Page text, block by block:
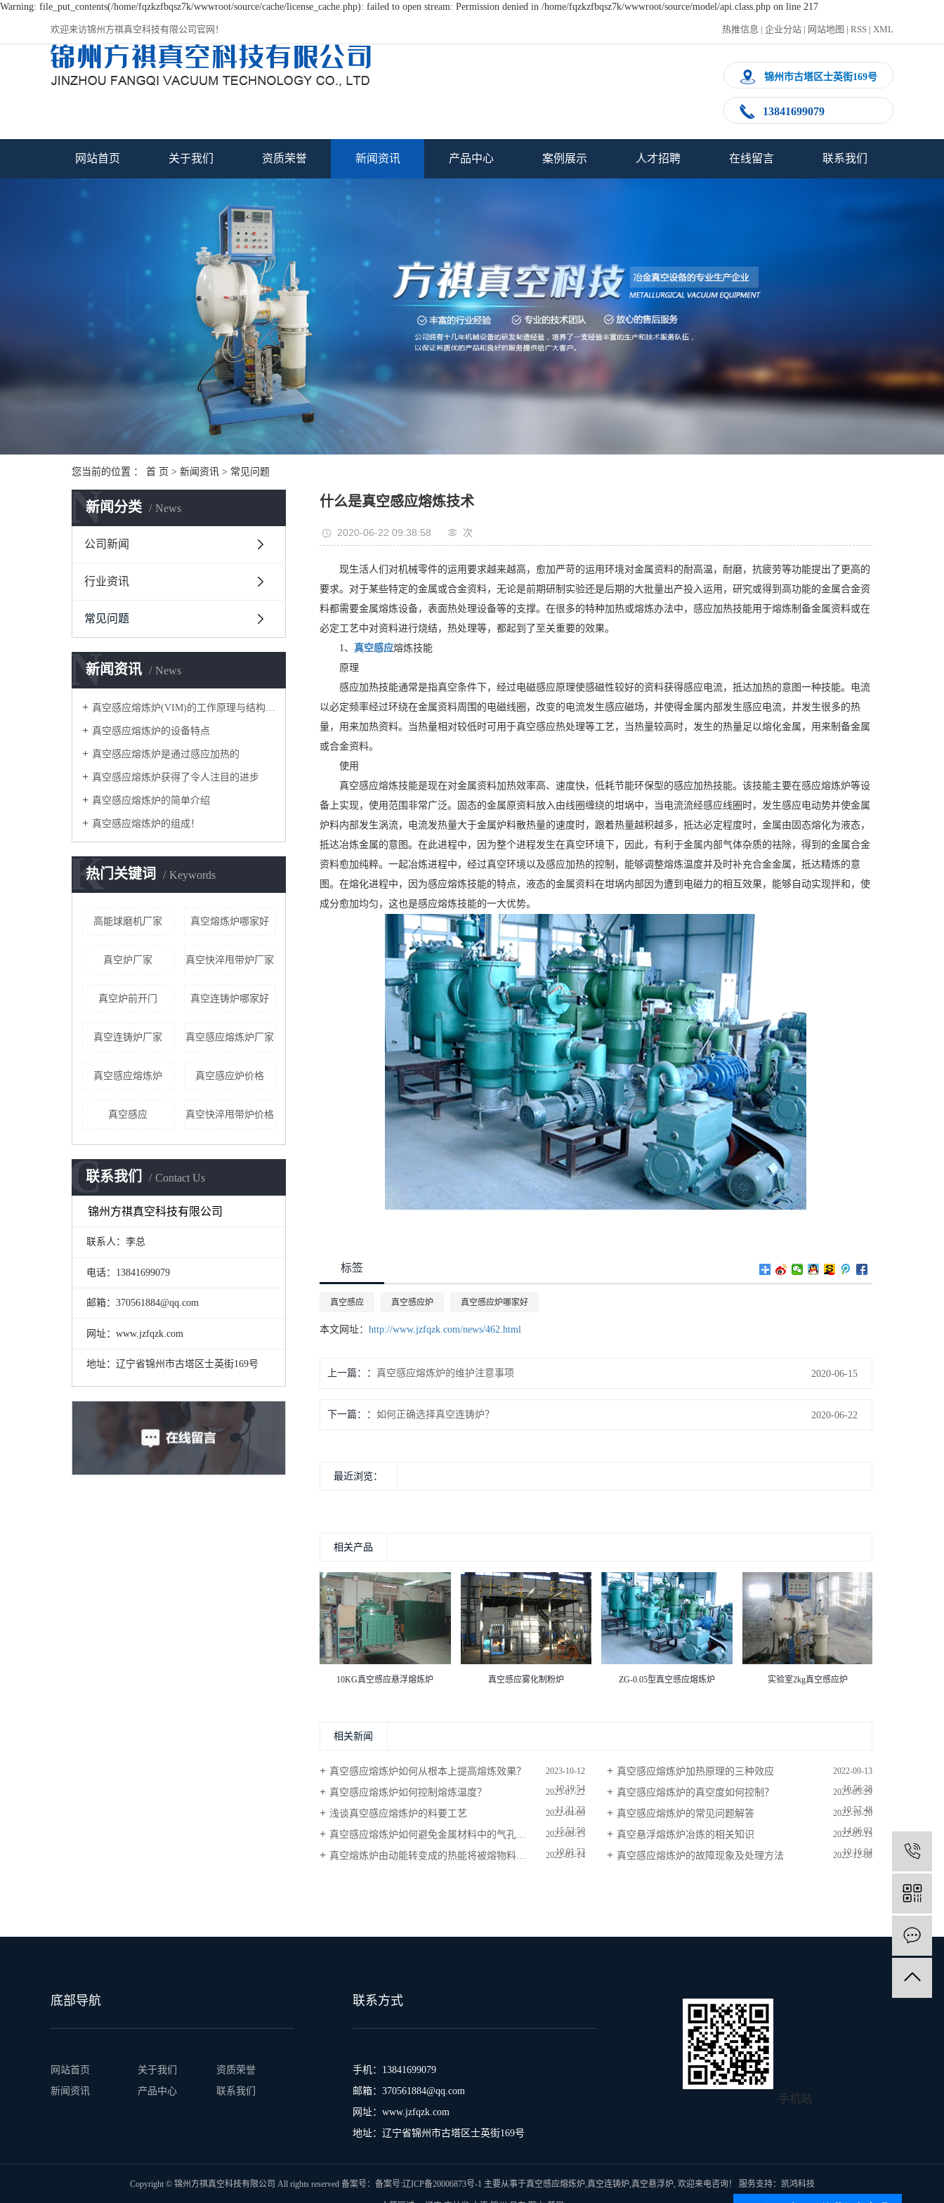
Warning: file_put_contents(/home/fqzkzfbqsz7k/wwwroot/source/cache/license_cache.php): failed to open stream: Permission denied in /home/fqzkzfbqsz7k/wwwroot/source/model/api.class.php on line 217
欢迎来访锦州方祺真空科技有限公司官网！ 热推信息 | 企业分站 | 网站地图 | RSS | XML
锦州市古塔区士英街169号
13841699079
网站首页 关于我们 资质荣誉 新闻资讯 产品中心 案例展示 人才招聘 在线留言 联系我们
您当前的位置 ： 首 页 > 新闻资讯 > 常见问题
新闻分类 News
N
公司新闻
行业资讯
常见问题
新闻资讯 News
N
真空感应熔炼炉(VIM)的工作原理与结构简图
真空感应熔炼炉的设备特点
真空感应熔炼炉是通过感应加热的
真空感应熔炼炉获得了令人注目的进步
真空感应熔炼炉的简单介绍
真空感应熔炼炉的组成！
热门关键词 Keywords
K
高能球磨机厂家 真空熔炼炉哪家好
真空炉厂家 真空快淬甩带炉厂家
真空炉前开门 真空连铸炉哪家好
真空连铸炉厂家 真空感应熔炼炉厂家
真空感应熔炼炉 真空感应炉价格
真空感应 真空快淬甩带炉价格
联系我们 Contact Us
C
锦州方祺真空科技有限公司
联系人：李总
电话：13841699079
邮箱：370561884@qq.com
网址：www.jzfqzk.com
地址：辽宁省锦州市古塔区士英街169号
什么是真空感应熔炼技术
2020-06-22 09:38:58 次
现生活人们对机械零件的运用要求越来越高，愈加严苛的运用环境对金属资料的耐高温，耐磨，抗疲劳等功能提出了更高的
要求。对于某些特定的金属或合金资料，无论是前期研制实验还是后期的大批量出产投入运用，研究或得到高功能的金属合金资
料都需要金属熔炼设备，表面热处理设备等的支撑。在很多的特种加热或熔炼办法中，感应加热技能用于熔炼制备金属资料或在
必定工艺中对资料进行烧结，热处理等，都起到了至关重要的效果。
1、 真空感应熔炼技能
原理
感应加热技能通常是指真空条件下，经过电磁感应原理使感磁性较好的资料获得感应电流，抵达加热的意图一种技能。电流
以必定频率经过环绕在金属资料周围的电磁线圈，改变的电流发生感应磁场，并使得金属内部发生感应电流，并发生很多的热
量，用来加热资料。当热量相对较低时可用于真空感应热处理等工艺，当热量较高时，发生的热量足以熔化金属，用来制备金属
或合金资料。
使用
真空感应熔炼技能是现在对金属资料加热效率高、速度快，低耗节能环保型的感应加热技能。该技能主要在感应熔炼炉等设
备上实现，使用范围非常广泛。固态的金属原资料放入由线圈缠绕的坩埚中，当电流流经感应线圈时，发生感应电动势并使金属
炉料内部发生涡流，电流发热量大于金属炉料散热量的速度时，跟着热量越积越多，抵达必定程度时，金属由固态熔化为液态，
抵达冶炼金属的意图。在此进程中，因为整个进程发生在真空环境下，因此，有利于金属内部气体杂质的祛除，得到的金属合金
资料愈加纯粹。一起冶炼进程中，经过真空环境以及感应加热的控制，能够调整熔炼温度并及时补充合金金属，抵达精炼的意
图。在熔化进程中，因为感应熔炼技能的特点，液态的金属资料在坩埚内部因为遭到电磁力的相互效果，能够自动实现拌和，使
成分愈加均匀，这也是感应熔炼技能的一大优势。
标签
真空感应 真空感应炉 真空感应炉哪家好
本文网址： http://www.jzfqzk.com/news/462.html
上一篇： 真空感应熔炼炉的维护注意事项 2020-06-15
下一篇： 如何正确选择真空连铸炉？ 2020-06-22
最近浏览：
相关产品
10KG真空感应悬浮熔炼炉 真空感应雾化制粉炉 ZG-0.05型真空感应熔炼炉 实验室2kg真空感应炉
相关新闻
真空感应熔炼炉如何从根本上提高熔炼效果？
2023-10-12
10:19:54
真空感应熔炼炉加热原理的三种效应
2022-09-13
16:56:28
真空感应熔炼炉如何控制熔炼温度？
2025-07-22
11:31:23
真空感应熔炼炉的真空度如何控制？
2025-05-29
10:57:48
浅谈真空感应熔炼炉的料要工艺
2022-04-09
15:53:50
真空感应熔炼炉的常见问题解答
2022-10-20
14:06:02
真空感应熔炼炉如何避免金属材料中的气孔和气泡？
2023-08-15
10:01:53
真空悬浮熔炼炉冶炼的相关知识
2022-05-13
10:16:04
真空熔炼炉由动能转变成的热能将被熔物料熔化
2022-03-14
真空感应熔炼炉的故障现象及处理方法
2022-12-08
底部导航
网站首页 关于我们
资质荣誉
新闻资讯
产品中心 联系我们
联系方式
手机：13841699079
邮箱：370561884@qq.com
网址：www.jzfqzk.com
地址：辽宁省锦州市古塔区士英街169号
手机站
Copyright © 锦州方祺真空科技有限公司 All rights reserved 备案号： 备案号:辽ICP备20006873号-1 主要从事于真空感应熔炼炉,真空连铸炉,真空悬浮炉, 欢迎来电咨询！ 服务支持： 凯鸿科技